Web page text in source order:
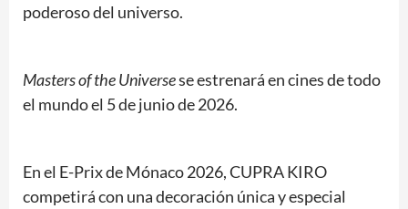
poderoso del universo.
Masters of the Universese estrenará en cines de todo
el mundo el 5 de junio de 2026.
En el E-Prix de Mónaco 2026, CUPRA KIRO
competirá con una decoración única y especial